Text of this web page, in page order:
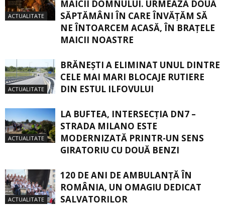
ACTUALITATE
MAICII DOMNULUI. URMEAZĂ DOUĂ
SĂPTĂMÂNI ÎN CARE ÎNVĂŢĂM SĂ
NE ÎNTOARCEM ACASĂ, ÎN BRAŢELE
MAICII NOASTRE
ACTUALITATE
BRĂNEȘTI A ELIMINAT UNUL DINTRE
CELE MAI MARI BLOCAJE RUTIERE
DIN ESTUL ILFOVULUI
ACTUALITATE
LA BUFTEA, INTERSECŢIA DN7 –
STRADA MILANO ESTE
MODERNIZATĂ PRINTR-UN SENS
GIRATORIU CU DOUĂ BENZI
ACTUALITATE
120 DE ANI DE AMBULANȚĂ ÎN
ROMÂNIA, UN OMAGIU DEDICAT
SALVATORILOR